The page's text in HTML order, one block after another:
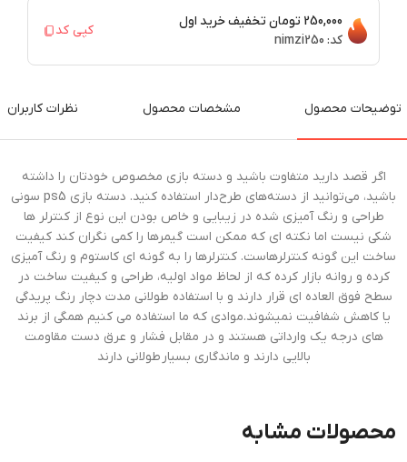
250,000 تومان
تخفیف خرید اول
کد: nimzi250
کپی کد
توضیحات محصول مشخصات محصول نظرات کاربران
اگر قصد دارید متفاوت باشید و دسته بازی مخصوص خودتان را داشته
باشید، می‌توانید از دسته‌های طرح‌دار استفاده کنید. دسته بازی ps5 سونی
طراحی و رنگ آمیزی شده در زیبایی و خاص بودن این نوع از کنترلر ها
شکی نیست اما نکته ای که ممکن است گیمرها را کمی نگران کند کیفیت
ساخت این گونه کنترلرهاست. کنترلرها را به گونه ای کاستوم و رنگ آمیزی
کرده و روانه بازار کرده که از لحاظ مواد اولیه، طراحی و کیفیت ساخت در
سطح فوق العاده ای قرار دارند و با استفاده طولانی مدت دچار رنگ پریدگی
یا کاهش شفافیت نمیشوند.موادی که ما استفاده می کنیم همگی از برند
های درجه یک وارداتی هستند و در مقابل فشار و عرق دست مقاومت
بالایی دارند و ماندگاری بسیار طولانی دارند
محصولات مشابه